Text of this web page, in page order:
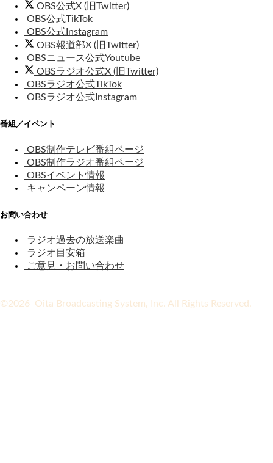
OBS公式X (旧Twitter)
OBS公式TikTok
OBS公式Instagram
OBS報道部X (旧Twitter)
OBSニュース公式Youtube
OBSラジオ公式X (旧Twitter)
OBSラジオ公式TikTok
OBSラジオ公式Instagram
番組／イベント
OBS制作テレビ番組ページ
OBS制作ラジオ番組ページ
OBSイベント情報
キャンペーン情報
お問い合わせ
ラジオ過去の放送楽曲
ラジオ目安箱
ご意見・お問い合わせ
©2026 Oita Broadcasting System, Inc. All Rights Reserved.